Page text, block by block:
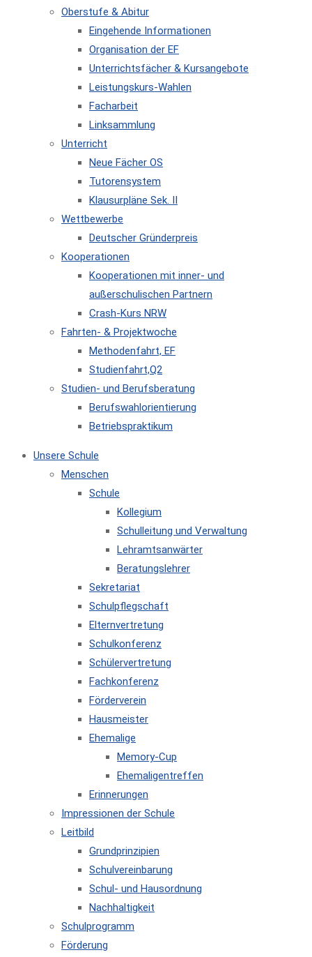
Oberstufe & Abitur
Eingehende Informationen
Organisation der EF
Unterrichtsfächer & Kursangebote
Leistungskurs-Wahlen
Facharbeit
Linksammlung
Unterricht
Neue Fächer OS
Tutorensystem
Klausurpläne Sek. II
Wettbewerbe
Deutscher Gründerpreis
Kooperationen
Kooperationen mit inner- und
außerschulischen Partnern
Crash-Kurs NRW
Fahrten- & Projektwoche
Methodenfahrt, EF
Studienfahrt,Q2
Studien- und Berufsberatung
Berufswahlorientierung
Betriebspraktikum
Unsere Schule
Menschen
Schule
Kollegium
Schulleitung und Verwaltung
Lehramtsanwärter
Beratungslehrer
Sekretariat
Schulpflegschaft
Elternvertretung
Schulkonferenz
Schülervertretung
Fachkonferenz
Förderverein
Hausmeister
Ehemalige
Memory-Cup
Ehemaligentreffen
Erinnerungen
Impressionen der Schule
Leitbild
Grundprinzipien
Schulvereinbarung
Schul- und Hausordnung
Nachhaltigkeit
Schulprogramm
Förderung